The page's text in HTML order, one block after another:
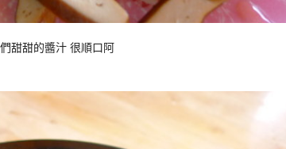
甜甜的醬汁 很順口阿